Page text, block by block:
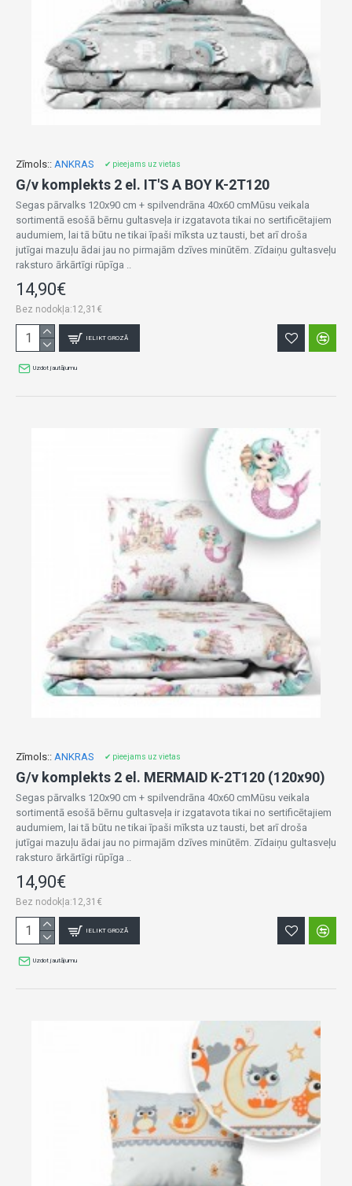
Zīmols:: ANKRAS ✔ pieejams uz vietas
G/v komplekts 2 el. IT'S A BOY K-2T120
Segas pārvalks 120x90 cm + spilvendrāna 40x60 cmMūsu veikala
sortimentā esošā bērnu gultasveļa ir izgatavota tikai no sertificētajiem
audumiem, lai tā būtu ne tikai īpaši mīksta uz tausti, bet arī droša
jutīgai mazuļu ādai jau no pirmajām dzīves minūtēm. Zīdaiņu gultasveļu
raksturo ārkārtīgi rūpīga ..
14,90€
Bez nodokļa:12,31€
IELIKT GROZĀ
Uzdot jautājumu
Zīmols:: ANKRAS ✔ pieejams uz vietas
G/v komplekts 2 el. MERMAID K-2T120 (120x90)
Segas pārvalks 120x90 cm + spilvendrāna 40x60 cmMūsu veikala
sortimentā esošā bērnu gultasveļa ir izgatavota tikai no sertificētajiem
audumiem, lai tā būtu ne tikai īpaši mīksta uz tausti, bet arī droša
jutīgai mazuļu ādai jau no pirmajām dzīves minūtēm. Zīdaiņu gultasveļu
raksturo ārkārtīgi rūpīga ..
14,90€
Bez nodokļa:12,31€
IELIKT GROZĀ
Uzdot jautājumu